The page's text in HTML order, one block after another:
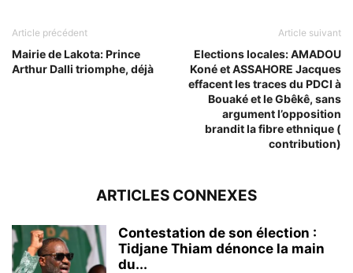
Article précédent
Mairie de Lakota: Prince
Arthur Dalli triomphe, déjà
Article suivant
Elections locales: AMADOU
Koné et ASSAHORE Jacques
effacent les traces du PDCI à
Bouaké et le Gbêkê, sans
argument l’opposition
brandit la fibre ethnique (
contribution)
ARTICLES CONNEXES
Contestation de son élection :
Tidjane Thiam dénonce la main
du...